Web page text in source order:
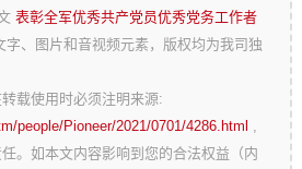
表彰全军优秀共产党员优秀党务工作者
字、图片和音视频元素，版权均为我司独
载使用时必须注明来源:
people/Pioneer/2021/0701/4286.html ,
。如本文内容影响到您的合法权益（内